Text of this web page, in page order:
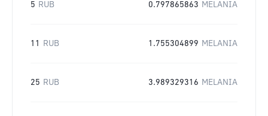
5 RUB 0.797865863 MELANIA
11 RUB 1.755304899 MELANIA
25 RUB 3.989329316 MELANIA